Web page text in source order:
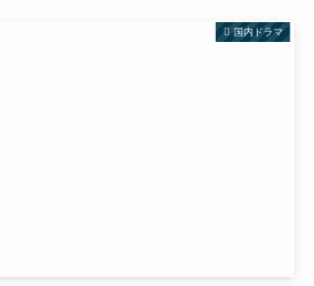
国内ドラマ